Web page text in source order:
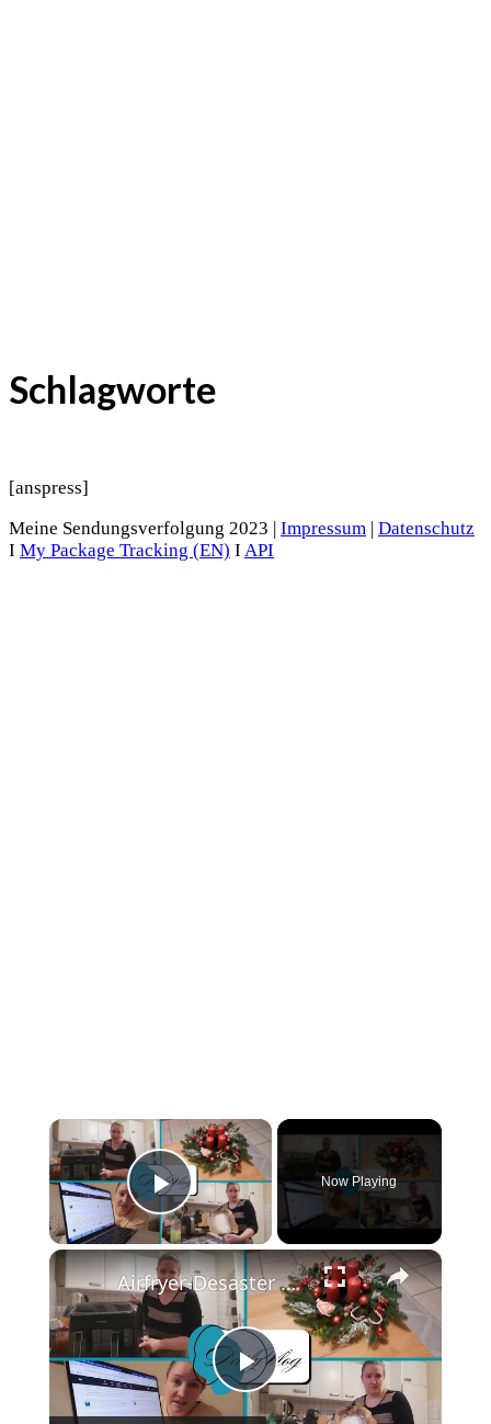
Schlagworte
[anspress]
Meine Sendungsverfolgung 2023 | Impressum | Datenschutz
I My Package Tracking (EN) I API
×
Play Video
Now Playing
×
Play
Airfryer-Desaster 😩, Temu-Paket 📦 & 150 Blog-Posts an einem Wochenende 🤯 | Daily Vlog